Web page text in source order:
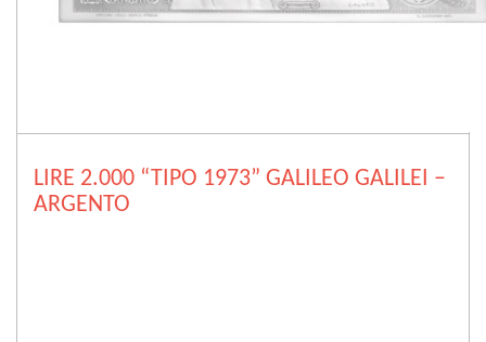
LIRE 2.000 “TIPO 1973” GALILEO GALILEI –
ARGENTO